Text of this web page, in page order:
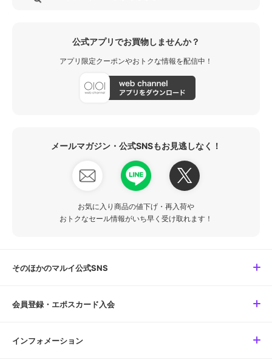
公式アプリでお買物しませんか？
アプリ限定クーポンやおトクな情報を配信中！
メールマガジン・公式SNSもお見逃しなく！
お気に入り商品の値下げ・再入荷や
おトクなセール情報がいち早く受け取れます！
そのほかのマルイ公式SNS
会員登録・エポスカード入会
インフォメーション